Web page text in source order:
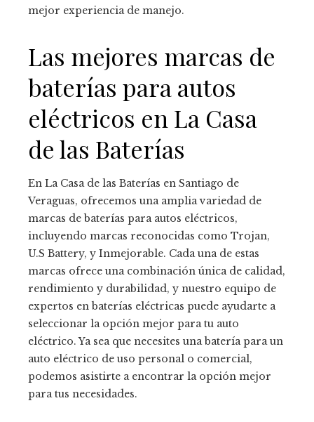
mejor experiencia de manejo.
Las mejores marcas de
baterías para autos
eléctricos en La Casa
de las Baterías
En La Casa de las Baterías en Santiago de
Veraguas, ofrecemos una amplia variedad de
marcas de baterías para autos eléctricos,
incluyendo marcas reconocidas como Trojan,
U.S Battery, y Inmejorable. Cada una de estas
marcas ofrece una combinación única de calidad,
rendimiento y durabilidad, y nuestro equipo de
expertos en baterías eléctricas puede ayudarte a
seleccionar la opción mejor para tu auto
eléctrico. Ya sea que necesites una batería para un
auto eléctrico de uso personal o comercial,
podemos asistirte a encontrar la opción mejor
para tus necesidades.